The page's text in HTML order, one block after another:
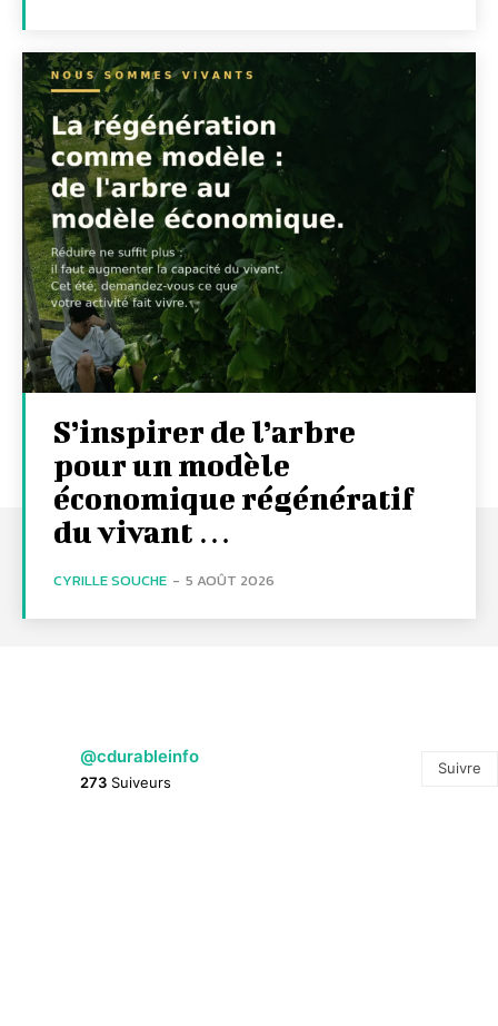
S’inspirer de l’arbre
pour un modèle
économique régénératif
du vivant …
CYRILLE SOUCHE - 5 AOÛT 2026
@cdurableinfo
273 Suiveurs
Suivre